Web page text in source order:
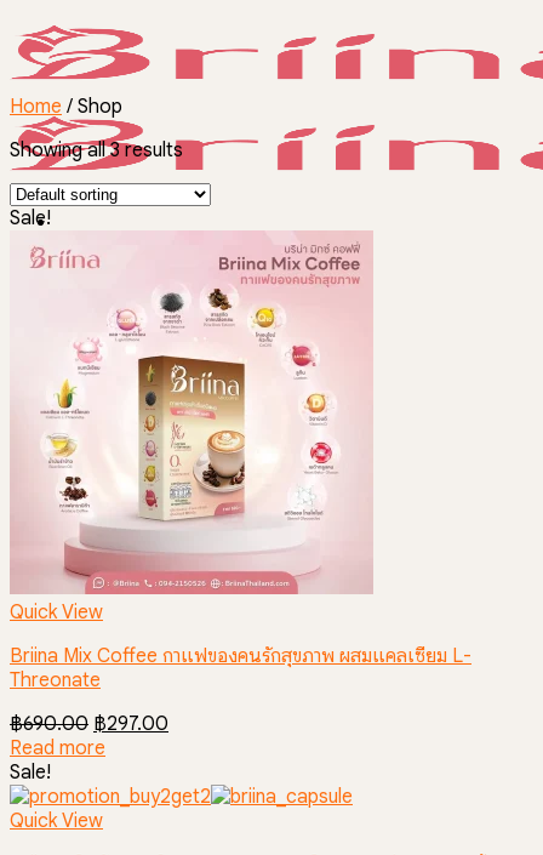
to
content
หน้าแรก
สินค้า
ปรึกษาฟรี
บทความสุขภาพ
ติดต่อเรา
ปรึกษาฟรี
094-2150526
ปรึกษาฟรี
Home / Shop
Showing all 3 results
Sale!
Quick View
Briina Mix Coffee กาแฟของคนรักสุขภาพ ผสมแคลเซียม L-
Threonate
฿690.00 Original
price
฿690.00.
฿297.00
฿297.00.
Read more
Sale!
Quick View